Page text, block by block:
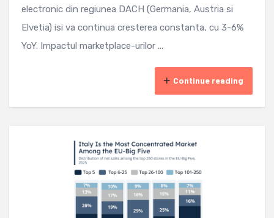
electronic din regiunea DACH (Germania, Austria si
Elvetia) isi va continua cresterea constanta, cu 3-6%
YoY. Impactul marketplace-urilor ...
Continue reading